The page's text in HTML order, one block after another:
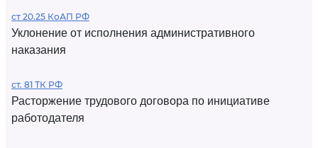
ст 20.25 КоАП РФ
Уклонение от исполнения административного
наказания
ст. 81 ТК РФ
Расторжение трудового договора по инициативе
работодателя